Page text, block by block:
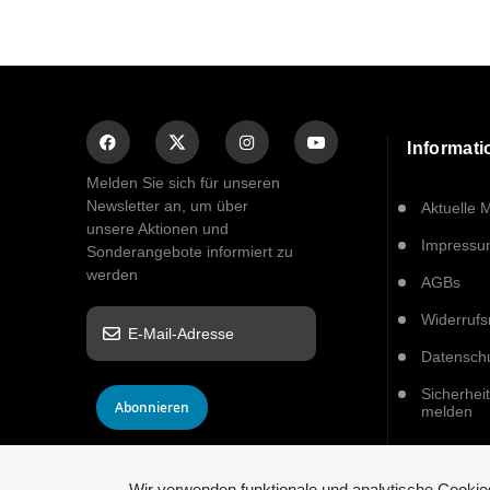
Melden Sie sich für unseren
Newsletter an, um über
unsere Aktionen und
Sonderangebote informiert zu
werden
Abonnieren
Aktuelle
AGBs
melden